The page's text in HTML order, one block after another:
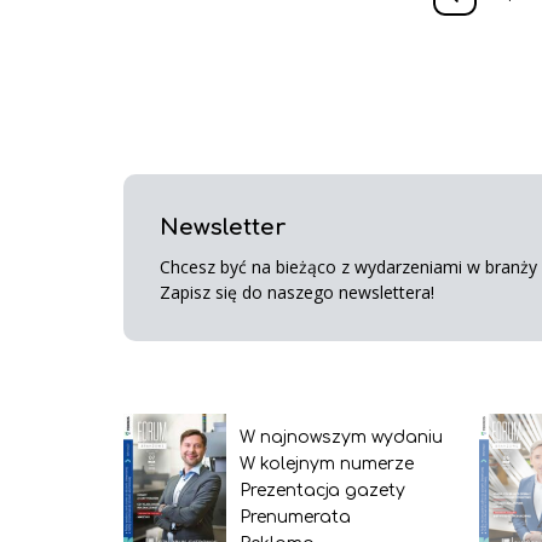
Newsletter
Chcesz być na bieżąco z wydarzeniami w
Zapisz się do naszego newslettera!
W najnowszym wydaniu
W kolejnym numerze
Prezentacja gazety
Prenumerata